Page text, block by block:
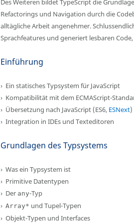
Des Weiteren bildet TypeScript die
Refactorings und Navigation durch die
alltägliche Arbeit angenehmer.
Sprachfeatures und generiert lesbaren
Einführung
Ein statisches Typsystem für JavaScript
Kompatibilität mit dem ECMAScript-
Übersetzung nach JavaScript (ES6, ESNext)
Integration in IDEs und Texteditoren
Grundlagen des Typsystems
Was ein Typsystem ist
Primitive Datentypen
Der any-Typ
Array* und Tupel-Typen
Objekt-Typen und Interfaces